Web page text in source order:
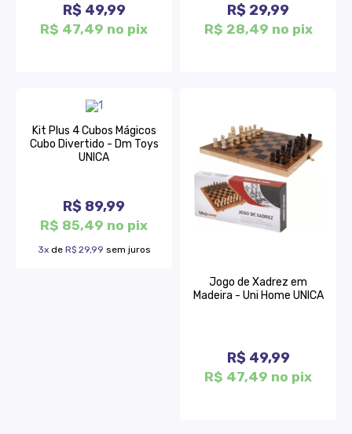
R$ 49,99
R$ 47,49 no pix
R$ 29,99
R$ 28,49 no pix
Kit Plus 4 Cubos Mágicos
Cubo Divertido - Dm Toys
UNICA
R$ 89,99
R$ 85,49 no pix
3xde R$ 29,99 sem juros
Jogo de Xadrez em
Madeira - Uni Home UNICA
R$ 49,99
R$ 47,49 no pix